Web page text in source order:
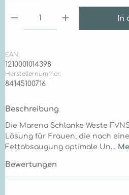
Produkt Anzahl: Gib den
In
EAN:
1210001014398
Herstellernummer:
84145100716
Beschreibung
Die Marena Schlanke Weste
Lösung für Frauen, die nach
Fettabsaugung optimale Un…
Bewertungen